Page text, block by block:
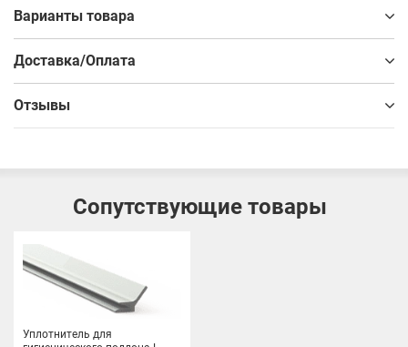
Варианты товара
Доставка/Оплата
Отзывы
Сопутствующие товары
Уплотнитель для